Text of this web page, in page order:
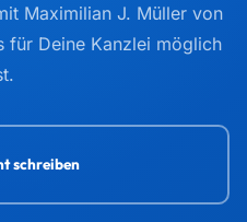
Maximilian J. Müller von
für Deine Kanzlei möglich
schreiben